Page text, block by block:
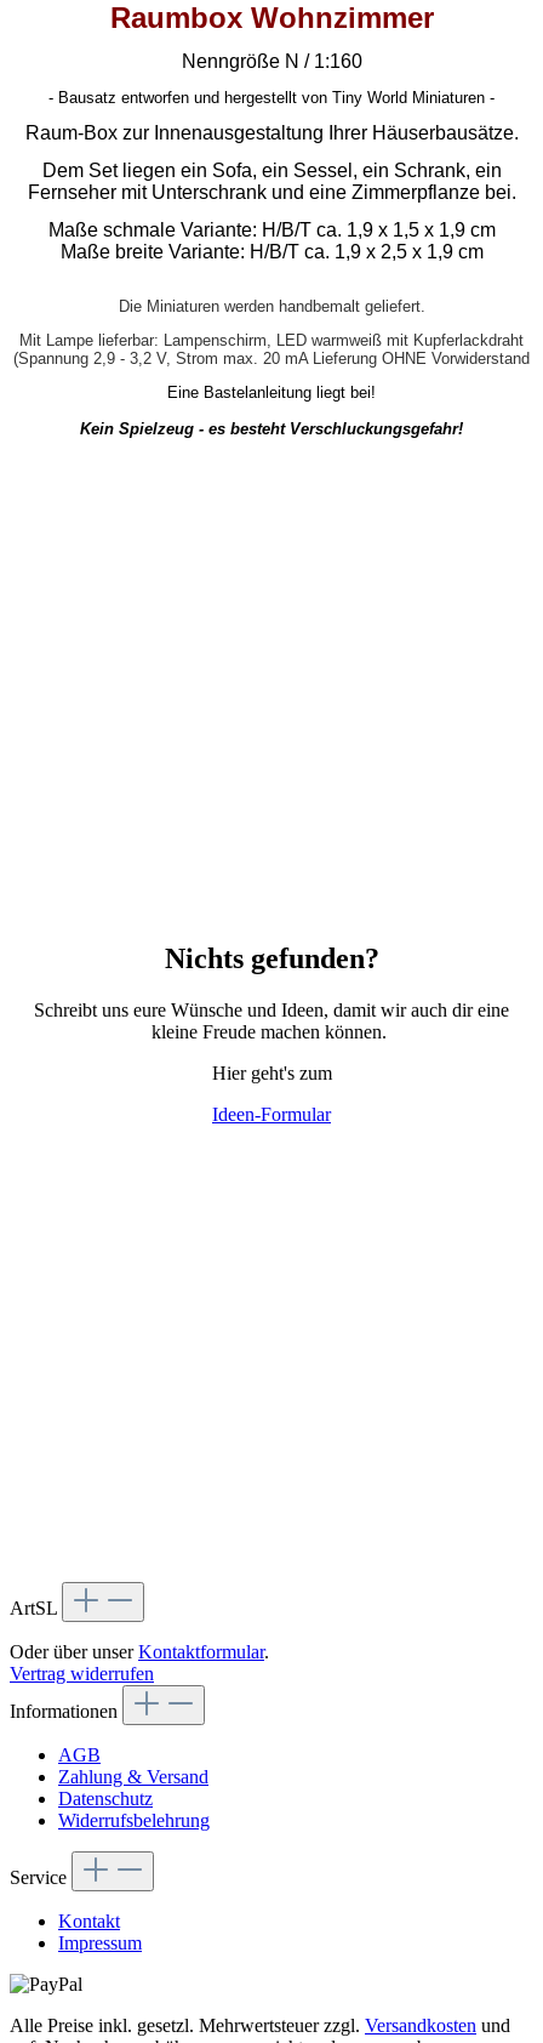
Raumbox Wohnzimmer
Nenngröße N / 1:160
- Bausatz entworfen und hergestellt von Tiny World Miniaturen -
Raum-Box zur Innenausgestaltung Ihrer Häuserbausätze.
Dem Set liegen ein Sofa, ein Sessel, ein Schrank, ein
Fernseher mit Unterschrank und eine Zimmerpflanze bei.
Maße schmale Variante: H/B/T ca. 1,9 x 1,5 x 1,9 cm
Maße breite Variante: H/B/T ca. 1,9 x 2,5 x 1,9 cm
Die Miniaturen werden handbemalt geliefert.
Mit Lampe lieferbar: Lampenschirm, LED warmweiß mit Kupferlackdraht
(Spannung 2,9 - 3,2 V, Strom max. 20 mA Lieferung OHNE Vorwiderstand
Eine Bastelanleitung liegt bei!
Kein Spielzeug - es besteht Verschluckungsgefahr!
Nichts gefunden?
Schreibt uns eure Wünsche und Ideen, damit wir auch dir eine
kleine Freude machen können.
Hier geht's zum
Ideen-Formular
ArtSL
Oder über unserKontaktformular.
Vertrag widerrufen
Informationen
AGB
Zahlung & Versand
Datenschutz
Widerrufsbelehrung
Service
Kontakt
Impressum
Alle Preise inkl. gesetzl. Mehrwertsteuer zzgl. Versandkosten und